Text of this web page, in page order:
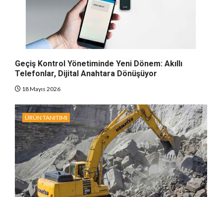
Geçiş Kontrol Yönetiminde Yeni Dönem: Akıllı
Telefonlar, Dijital Anahtara Dönüşüyor
18 Mayıs 2026
ÜRÜN TANITIMI